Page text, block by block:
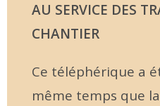
AU SERVICE DES
CHANTIER
Ce téléphérique a
même temps que